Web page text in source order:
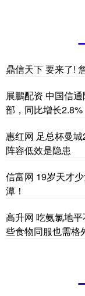
鼎信天下 要来了!
展鵬配资 中国信
部，同比增长2.8%
惠红网 足总杯曼
阵容低效是隐患
信富网 19岁天才
潭！
高升网 吃氨氯地
些食物同服也需格